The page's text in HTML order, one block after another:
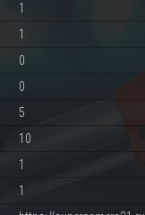
1
1
0
0
5
10
1
1